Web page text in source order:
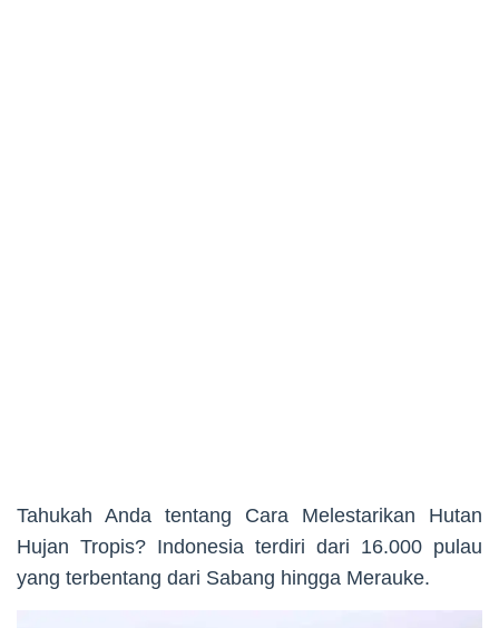
Tahukah Anda tentang Cara Melestarikan Hutan
Hujan Tropis? Indonesia terdiri dari 16.000 pulau
yang terbentang dari Sabang hingga Merauke.